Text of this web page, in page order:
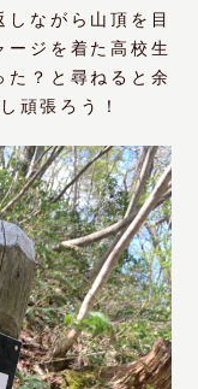
ながら山頂を目
ージを着た高校生
た？と尋ねると余
頑張ろう！